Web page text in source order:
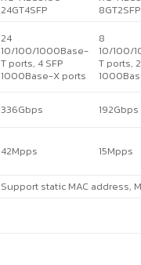
24GT4SFP
8GT2SFP
24
10/100/1000Base-
T ports, 4 SFP
1000Base-X ports
8
10/100/
T ports,
336Gbps 192Gbps
42Mpps 15Mpps
Support static MAC address,